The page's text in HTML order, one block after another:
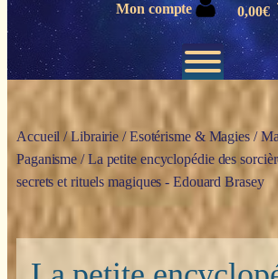
Mon compte 0,00€
Accueil /Librairie /Esotérisme & Magies/
Paganisme / La petite encyclopédie des
secrets et rituels magiques - Edouard Brasey